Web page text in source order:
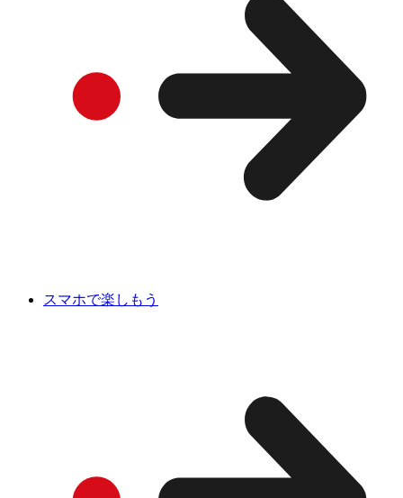
スマホで楽しもう